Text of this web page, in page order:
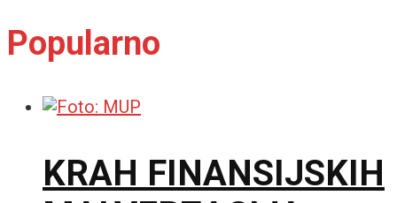
Popularno
KRAH FINANSIJSKIH